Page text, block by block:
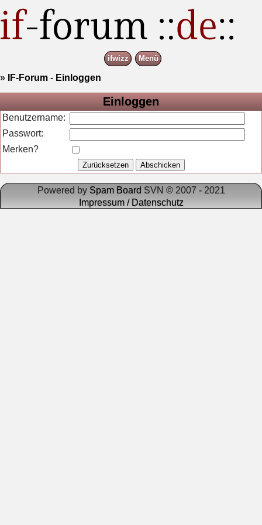
ifwizz Menü
» IF-Forum - Einloggen
Einloggen
Benutzername:
Passwort:
Merken?
Powered by Spam Board SVN © 2007 - 2021
Impressum / Datenschutz